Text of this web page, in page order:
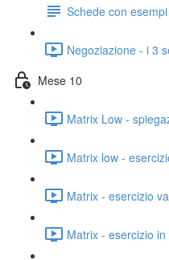
Schede con
Negoziazione - i 3
Mese 10
Matrix Low -
Matrix low -
Matrix - esercizio
Matrix - esercizio